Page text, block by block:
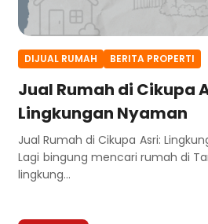
DIJUAL RUMAH BERITA PROPERTI
Jual Rumah di Cikupa
Lingkungan Nyaman
Jual Rumah di Cikupa Asri:
Lagi bingung mencari rumah di
lingkung...